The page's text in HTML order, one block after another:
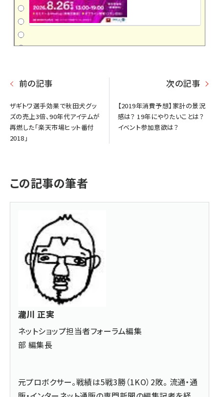
前の記事
ザギトワ選手効果で秋田犬グッ
ズの売上3倍、90年代アイテムが
再燃した「楽天市場ヒット番付
2018」
次の記事
【2019年消費予想】家計の景況
感は？ 19年にやりたいことは？
イベント参加意欲は？
この記事の筆者
瀧川 正実
ネットショップ担当者フォーラム編集
部 編集長
元プロボクサー。戦績は5戦3勝（1KO）2敗。 流通・通